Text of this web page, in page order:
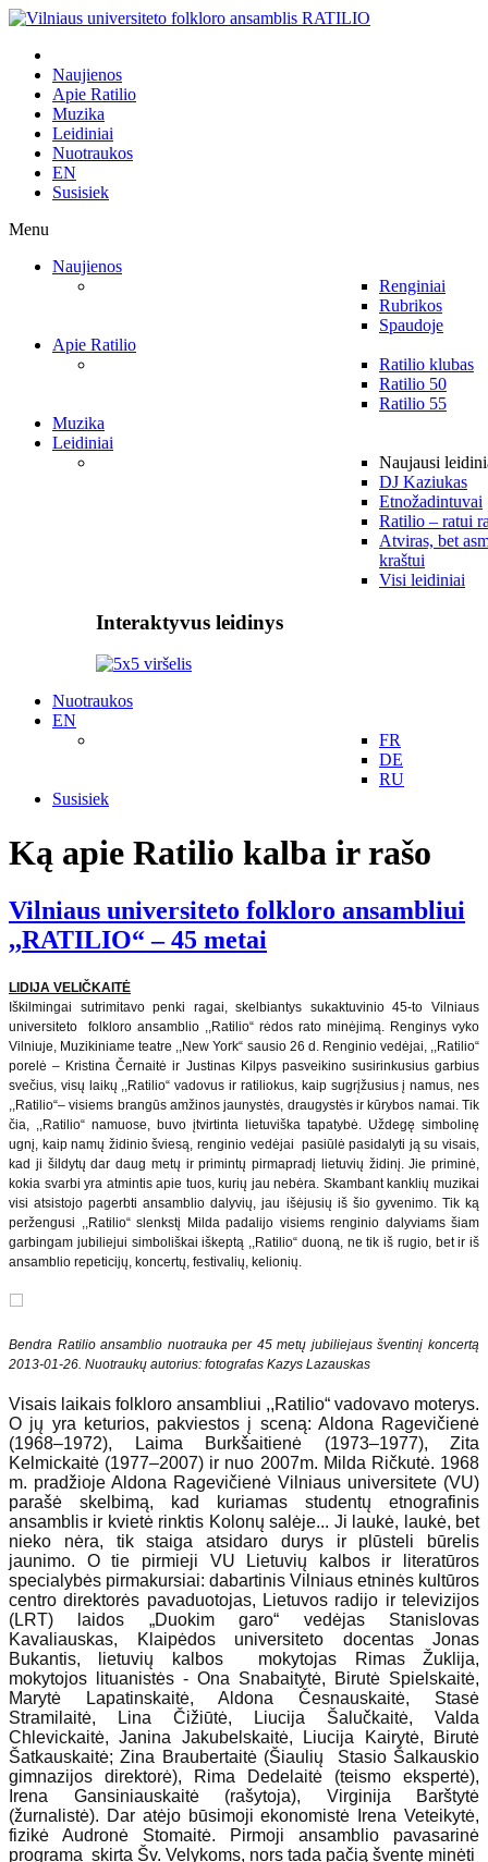
Naujienos
Apie Ratilio
Muzika
Leidiniai
Nuotraukos
EN
Susisiek
Menu
Naujienos
Renginiai
Rubrikos
Spaudoje
Apie Ratilio
Ratilio klubas
Ratilio 50
Ratilio 55
Muzika
Leidiniai
Naujausi
DJ Kaziukas
Etnožadintuvai
Ratilio – ratui
Atviras, bet
kraštui
Visi leidiniai
Interaktyvus leidinys
Nuotraukos
EN
FR
DE
RU
Susisiek
Ką apie Ratilio kalba ir rašo
Vilniaus universiteto folkloro ansambliui
,,RATILIO“ – 45 metai
LIDIJA VELIČKAITĖ
Iškilmingai sutrimitavo penki ragai, skelbiantys sukaktuvinio 45-to Vilniaus
universiteto folkloro ansamblio ,,Ratilio“ rėdos rato minėjimą. Renginys vyko
Vilniuje, Muzikiniame teatre ,,New York“ sausio 26 d. Renginio vedėjai, ,,Ratilio“
porelė – Kristina Černaitė ir Justinas Kilpys pasveikino susirinkusius garbius
svečius, visų laikų ,,Ratilio“ vadovus ir ratiliokus, kaip sugrįžusius į namus, nes
,,Ratilio“– visiems brangūs amžinos jaunystės, draugystės ir kūrybos namai. Tik
čia, ,,Ratilio“ namuose, buvo įtvirtinta lietuviška tapatybė. Uždegę simbolinę
ugnį, kaip namų židinio šviesą, renginio vedėjai pasiūlė pasidalyti ją su visais,
kad ji šildytų dar daug metų ir primintų pirmapradį lietuvių židinį. Jie priminė,
kokia svarbi yra atmintis apie tuos, kurių jau nebėra. Skambant kanklių muzikai
visi atsistojo pagerbti ansamblio dalyvių, jau išėjusių iš šio gyvenimo. Tik ką
peržengusi ,,Ratilio“ slenkstį Milda padalijo visiems renginio dalyviams šiam
garbingam jubiliejui simboliškai iškeptą ,,Ratilio“ duoną, ne tik iš rugio, bet ir iš
ansamblio repeticijų, koncertų, festivalių, kelionių.
Bendra Ratilio ansamblio nuotrauka per 45 metų jubiliejaus šventinį koncertą
2013-01-26. Nuotraukų autorius: fotografas Kazys Lazauskas
Visais laikais folkloro ansambliui ,,Ratilio“ vadovavo moterys.
O jų yra keturios, pakviestos į sceną: Aldona Ragevičienė
(1968–1972), Laima Burkšaitienė (1973–1977), Zita
Kelmickaitė (1977–2007) ir nuo 2007m. Milda Ričkutė. 1968
m. pradžioje Aldona Ragevičienė Vilniaus universitete (VU)
parašė skelbimą, kad kuriamas studentų etnografinis
ansamblis ir kvietė rinktis Kolonų salėje... Ji laukė, laukė, bet
nieko nėra, tik staiga atsidaro durys ir plūsteli būrelis
jaunimo. O tie pirmieji VU Lietuvių kalbos ir literatūros
specialybės pirmakursiai: dabartinis Vilniaus etninės kultūros
centro direktorės pavaduotojas, Lietuvos radijo ir televizijos
(LRT) laidos „Duokim garo“ vedėjas Stanislovas
Kavaliauskas, Klaipėdos universiteto docentas Jonas
Bukantis, lietuvių kalbos mokytojas Rimas Žuklija,
mokytojos lituanistės - Ona Snabaitytė, Birutė Spielskaitė,
Marytė Lapatinskaitė, Aldona Česnauskaitė, Stasė
Stramilaitė, Lina Čižiūtė, Liucija Šalučkaitė, Valda
Chlevickaitė, Janina Jakubelskaitė, Liucija Kairytė, Birutė
Šatkauskaitė; Zina Braubertaitė (Šiaulių Stasio Šalkauskio
gimnazijos direktorė), Rima Dedelaitė (teismo ekspertė),
Irena Gansiniauskaitė (rašytoja), Virginija Barštytė
(žurnalistė). Dar atėjo būsimoji ekonomistė Irena Veteikytė,
fizikė Audronė Stomaitė. Pirmoji ansamblio pavasarinė
programa skirta Šv. Velykoms, nors tada pačią šventę minėti